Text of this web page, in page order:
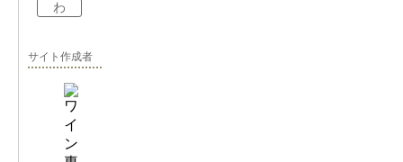
わ
サイト作成者